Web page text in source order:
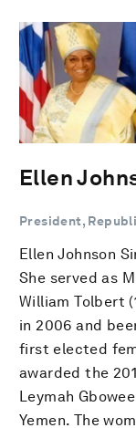
Ellen
President,
Ellen Johnson
She served as
William Tolbert
in 2006 and
first elected
awarded the
Leymah
Yemen. The